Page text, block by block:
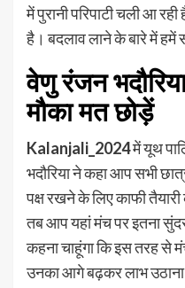
में पुरानी परिपाटी चली आ
है। बदलाव लाने के बारे में हमें
वेणु रंजन
मौका मत छोड़ें
Kalanjali_2024में यूथ
भदौरिया ने कहा आप सभी
पक्ष रखने के लिए काफी
तब आप यहां मंच पर इतना
कहना चाहूंगा कि इस तरह से
उनका आगे बढ़कर लाभ